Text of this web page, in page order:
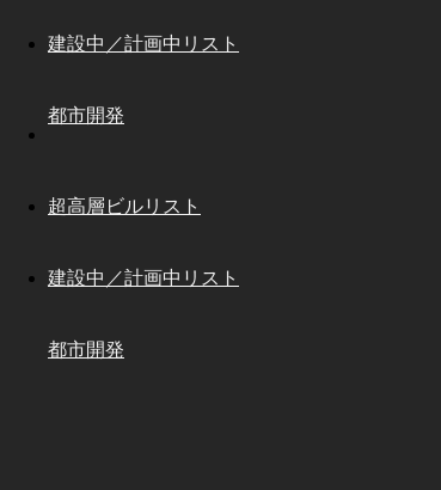
建設中／計画中リスト
都市開発
超高層ビルリスト
建設中／計画中リスト
都市開発